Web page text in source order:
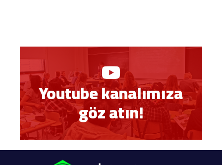
Youtube kanalımıza
göz atın!